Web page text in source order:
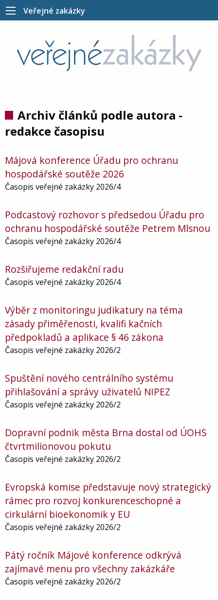
Veřejné zakázky
Archiv článků podle autora -
redakce časopisu
Májová konference Úřadu pro ochranu
hospodářské soutěže 2026
Časopis veřejné zakázky 2026/4
Podcastový rozhovor s předsedou Úřadu pro
ochranu hospodářské soutěže Petrem Mlsnou
Časopis veřejné zakázky 2026/4
Rozšiřujeme redakční radu
Časopis veřejné zakázky 2026/4
Výběr z monitoringu judikatury na téma
zásady přiměřenosti, kvalifi kačních
předpokladů a aplikace § 46 zákona
Časopis veřejné zakázky 2026/2
Spuštění nového centrálního systému
přihlašování a správy uživatelů NIPEZ
Časopis veřejné zakázky 2026/2
Dopravní podnik města Brna dostal od ÚOHS
čtvrtmilionovou pokutu
Časopis veřejné zakázky 2026/2
Evropská komise představuje nový strategický
rámec pro rozvoj konkurenceschopné a
cirkulární bioekonomik y EU
Časopis veřejné zakázky 2026/2
Pátý ročník Májové konference odkrývá
zajímavé menu pro všechny zakázkáře
Časopis veřejné zakázky 2026/2